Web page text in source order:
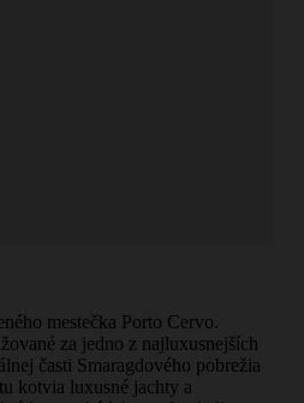
mestečka Porto Cervo.
za jedno z najluxusnejších
časti Smaragdového pobrežia
kotvia luxusné jachty a